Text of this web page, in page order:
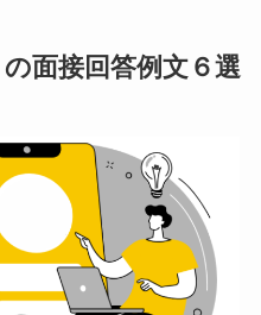
の面接回答例文６選